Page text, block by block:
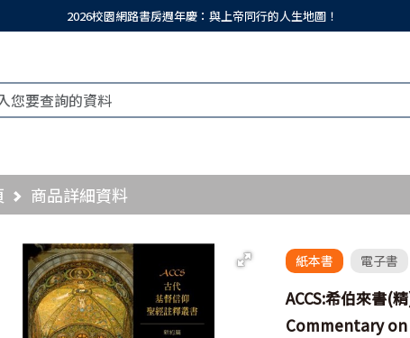
2026校園網路書房週年慶：與上帝同行的人生地圖！
商品詳細資料
紙本書 電子書
ACCS:希伯來書(
Commentary